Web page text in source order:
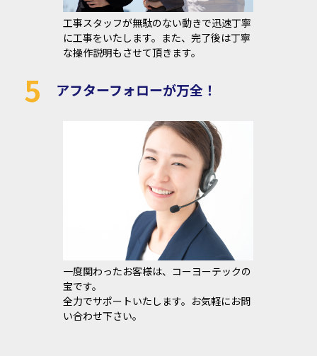
工事スタッフが無駄のない動きで迅速丁寧
に工事をいたします。また、完了後は丁寧
な操作説明もさせて頂きます。
5 アフターフォローが万全！
一度関わったお客様は、コーヨーテックの
宝です。
全力でサポートいたします。お気軽にお問
い合わせ下さい。